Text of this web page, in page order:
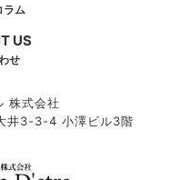
ラム
US
せ
株式会社
井3-3-4 小澤ビル3階